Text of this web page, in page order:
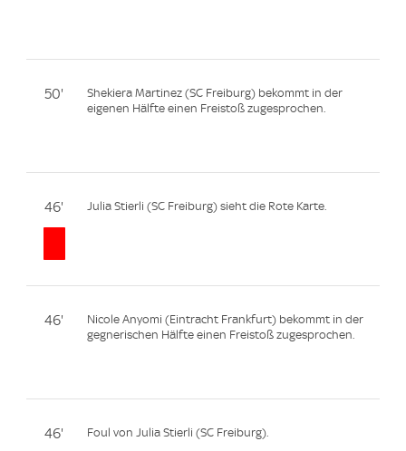
50'
Shekiera Martinez (SC Freiburg) bekommt in der
eigenen Hälfte einen Freistoß zugesprochen.
46' Julia Stierli (SC Freiburg) sieht die Rote Karte.
46'
Nicole Anyomi (Eintracht Frankfurt) bekommt in der
gegnerischen Hälfte einen Freistoß zugesprochen.
46' Foul von Julia Stierli (SC Freiburg).